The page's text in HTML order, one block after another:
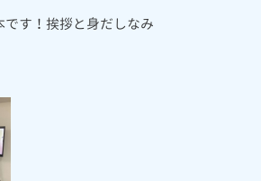
です！挨拶と身だしなみ